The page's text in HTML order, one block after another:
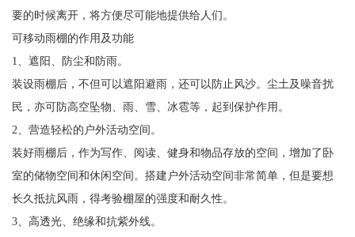
要的时候离开，将方便尽可能地提供给人们。
可移动雨棚的作用及功能
1、遮阳、防尘和防雨。
装设雨棚后，不但可以遮阳避雨，还可以防止风沙。尘土及噪音扰
民，亦可防高空坠物、雨、雪、冰雹等，起到保护作用。
2、营造轻松的户外活动空间。
装好雨棚后，作为写作、阅读、健身和物品存放的空间，增加了卧
室的储物空间和休闲空间。搭建户外活动空间非常简单，但是要想
长久抵抗风雨，得考验棚屋的强度和耐久性。
3、高透光、绝缘和抗紫外线。